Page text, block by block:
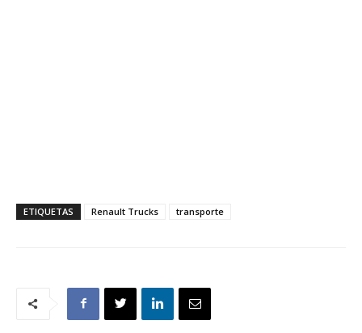
ETIQUETAS Renault Trucks transporte